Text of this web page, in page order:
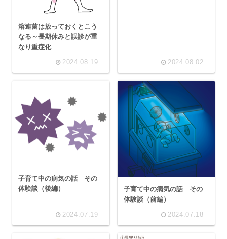
溶連菌は放っておくとこう
なる～長期休みと誤診が重
なり重症化
2024.08.19
2024.08.02
子育て中の病気の話 その
体験談（後編）
2024.07.19
子育て中の病気の話 その
体験談（前編）
2024.07.18